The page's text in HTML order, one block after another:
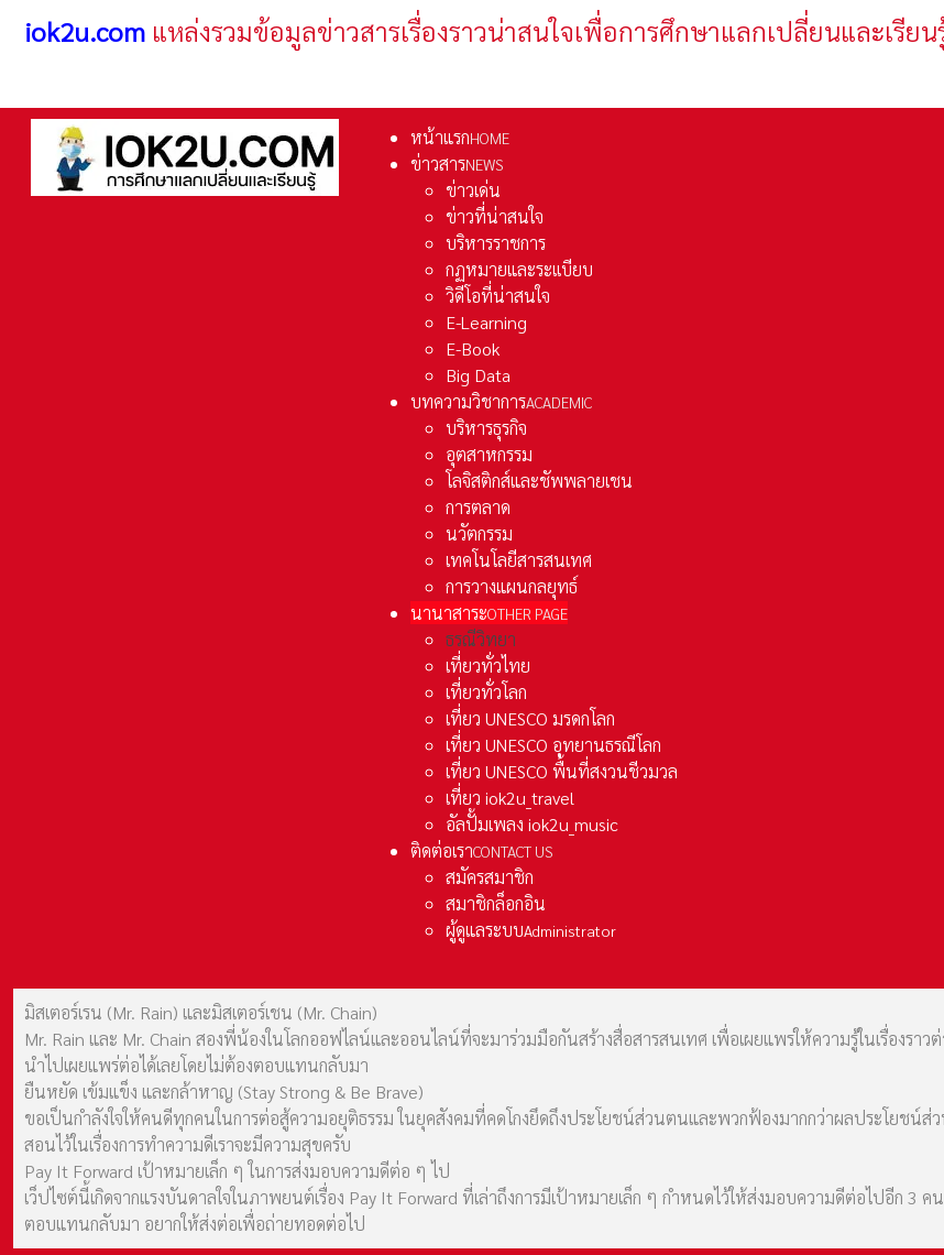
iok2u.com แหล่งรวมข้อมูลข่าวสารเรื่องราวน่าสนใจเพื่อการศึกษาแลกเปลี่ยนและเรียน
หน้าแรกHOME
ข่าวสารNEWS
ข่าวเด่น
ข่าวที่น่าสนใจ
บริหารราชการ
กฏหมายและระเเบียบ
วิดีโอที่น่าสนใจ
E-Learning
E-Book
Big Data
บทความวิชาการACADEMIC
บริหารธุรกิจ
อุตสาหกรรม
โลจิสติกส์และชัพพลายเชน
การตลาด
นวัตกรรม
เทคโนโลยีสารสนเทศ
การวางแผนกลยุทธ์
นานาสาระOTHER PAGE
ธรณีวิทยา
เที่ยวทั่วไทย
เที่ยวทั่วโลก
เที่ยว UNESCO มรดกโลก
เที่ยว UNESCO อุทยานธรณีโลก
เที่ยว UNESCO พื้นที่สงวนชีวมวล
เที่ยว iok2u_travel
อัลปั้มเพลง iok2u_music
ติดต่อเราCONTACT US
สมัครสมาชิก
สมาชิกล็อกอิน
ผู้ดูแลระบบAdministrator
มิสเตอร์เรน (Mr. Rain) และมิสเตอร์เชน (Mr. Chain)
Mr. Rain และ Mr. Chain สองพี่น้องในโลกออฟไลน์และออนไลน์ที่จะมาร่วมมือกันสร้างสื่อสารสนเทศ เพื่อเผยแพร่ให้ความรู้ในเรื่องรา
นำไปเผยแพร่ต่อได้เลยโดยไม่ต้องตอบแทนกลับมา
ยืนหยัด เข้มแข็ง และกล้าหาญ (Stay Strong & Be Brave)
ขอเป็นกำลังใจให้คนดีทุกคนในการต่อสู้ความอยุติธรรม ในยุคสังคมที่คดโกงยึดถึงประโยชน์ส่วนตนและพวกฟ้องมากกว่าผลประโยชน์
สอนไว้ในเรื่องการทำความดีเราจะมีความสุขครับ
Pay It Forward เป้าหมายเล็ก ๆ ในการส่งมอบความดีต่อ ๆ ไป
เว็ปไซต์นี้เกิดจากแรงบันดาลใจในภาพยนต์เรื่อง Pay It Forward ที่เล่าถึงการมีเป้าหมายเล็ก ๆ กำหนดไว้ให้ส่งมอบความดีต่อไปอีก 3
ตอบแทนกลับมา อยากให้ส่งต่อเพื่อถ่ายทอดต่อไป